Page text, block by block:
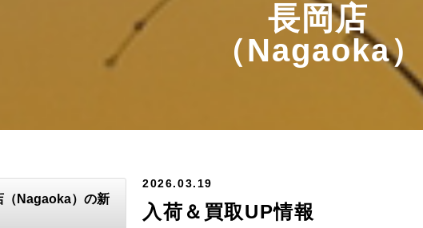
長岡店
（Nagaoka）
2026.03.19
入荷＆買取UP情報
（Nagaoka）の新